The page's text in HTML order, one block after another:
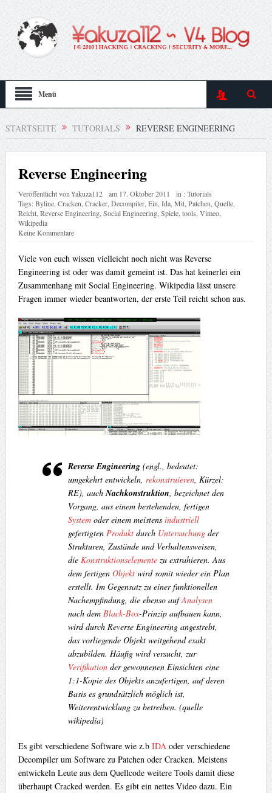
Menü
STARTSEITE TUTORIALS REVERSE ENGINEERING
Reverse Engineering
Veröffentlicht von¥akuza112 am 17. Oktober 2011 in :Tutorials
Tags:Byline, Cracken Cracker, Decompiler, Ein Ida, Mit, Patchen Quelle,
Reicht, Reverse Engineering, Social Engineering, Spiele, tools Vimeo,
Wikipedia
Keine Kommentare
Viele von euch wissen vielleicht noch nicht was Reverse
Engineering ist oder was damit gemeint ist. Das hat keinerlei ein
Zusammenhang mit Social Engineering. Wikipedia lässt unsere
Fragen immer wieder beantworten, der erste Teil reicht schon aus.
Reverse Engineering(engl., bedeutet:
umgekehrt entwickeln, rekonstruieren, Kürzel:
RE), auchNachkonstruktion, bezeichnet den
Vorgang, aus einem bestehenden, fertigen
Systemoder einem meistens industriell
gefertigten Produktdurch Untersuchungder
Strukturen, Zustände und Verhaltensweisen,
die Konstruktionselementezu extrahieren. Aus
dem fertigen Objektwird somit wieder ein Plan
erstellt. Im Gegensatz zu einer funktionellen
Nachempfindung, die ebenso aufAnalysen
nach dem Black-Box-Prinzip aufbauen kann,
wird durch Reverse Engineering angestrebt,
das vorliegende Objekt weitgehend exakt
abzubilden. Häufig wird versucht, zur
Verifikationder gewonnenen Einsichten eine
1:1-Kopie des Objekts anzufertigen, auf deren
Basis es grundsätzlich möglich ist,
Weiterentwicklung zu betreiben. (quelle
wikipedia)
Es gibt verschiedene Software wie z.b IDAoder verschiedene
Decompiler um Software zu Patchen oder Cracken. Meistens
entwickeln Leute aus dem Quellcode weitere Tools damit diese
überhaupt Cracked werden. Es gibt ein nettes Video dazu. Ein